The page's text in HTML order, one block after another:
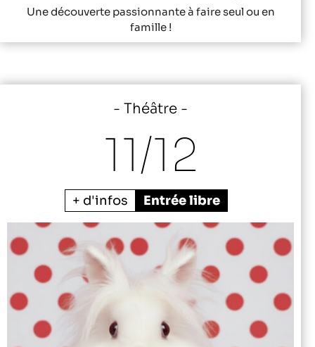
Une découverte passionnante à faire seul ou en
famille !
Théâtre
11/12
+ d'infos Entrée libre